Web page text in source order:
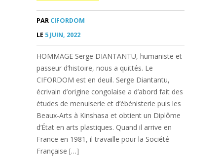
PAR CIFORDOM
LE 5 JUIN, 2022
HOMMAGE Serge DIANTANTU, humaniste et
passeur d’histoire, nous a quittés. Le
CIFORDOM est en deuil. Serge Diantantu,
écrivain d’origine congolaise a d’abord fait des
études de menuiserie et d’ébénisterie puis les
Beaux-Arts à Kinshasa et obtient un Diplôme
d’État en arts plastiques. Quand il arrive en
France en 1981, il travaille pour la Société
Française […]